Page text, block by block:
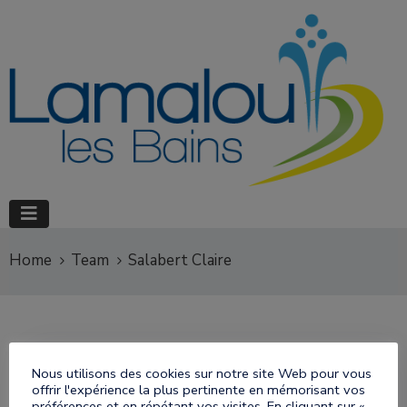
Home Team Salabert Claire
Nous utilisons des cookies sur notre site Web pour vous
offrir l'expérience la plus pertinente en mémorisant vos